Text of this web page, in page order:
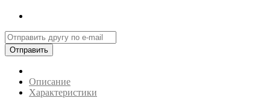
Отправить
Описание
Характеристики